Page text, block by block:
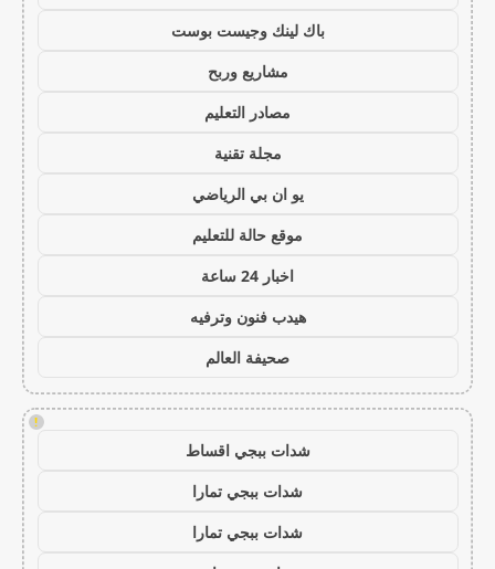
باك لينك وجيست بوست
مشاريع وربح
مصادر التعليم
مجلة تقنية
يو ان بي الرياضي
موقع حالة للتعليم
اخبار 24 ساعة
هيدب فنون وترفيه
صحيفة العالم
!
شدات ببجي اقساط
شدات ببجي تمارا
شدات ببجي تمارا